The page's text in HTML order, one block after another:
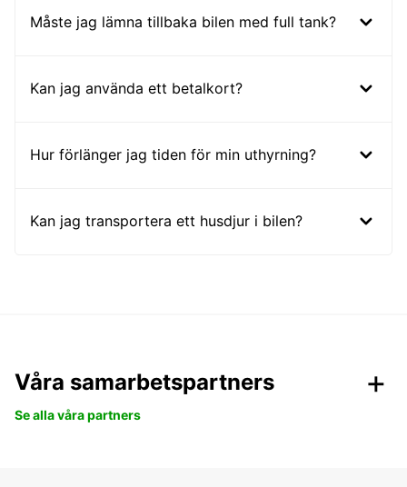
Måste jag lämna tillbaka bilen med full tank?
Kan jag använda ett betalkort?
Hur förlänger jag tiden för min uthyrning?
Kan jag transportera ett husdjur i bilen?
Våra samarbetspartners
Se alla våra partners